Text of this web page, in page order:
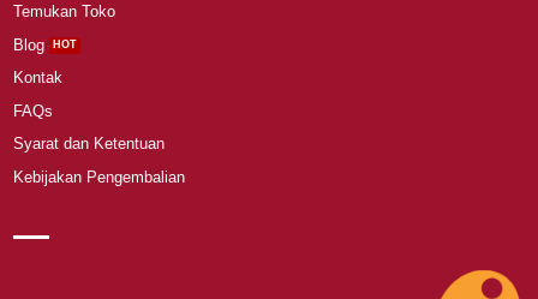
Temukan Toko
Blog
Kontak
FAQs
Syarat dan Ketentuan
Kebijakan Pengembalian